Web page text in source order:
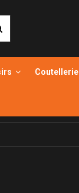
Coutellerie